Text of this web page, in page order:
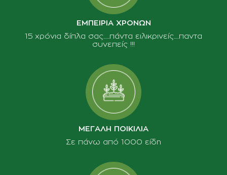
ΕΜΠΕΙΡΙΑ ΧΡΟΝΩΝ
15 χρόνια δίπλα σας......πάντα ειλικρινείς.....παντα
συνεπείς !!!
ΜΕΓΑΛΗ ΠΟΙΚΙΛΙΑ
Σε πάνω από 1000 είδη